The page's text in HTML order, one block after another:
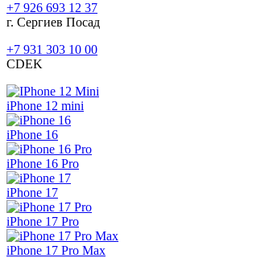
+7 926 693 12 37
г. Сергиев Посад
+7 931 303 10 00
CDEK
iPhone 12 mini
iPhone 16
iPhone 16 Pro
iPhone 17
iPhone 17 Pro
iPhone 17 Pro Max